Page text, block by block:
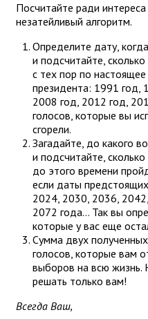
Посчитайте ради
незатейливый алгоритм.
Определите дату,
и подсчитайте,
с тех пор по
президента: 1991 год,
2008 год, 2012 год,
голосов, которые вы
сгорели.
Загадайте, до какого
и подсчитайте,
до этого времени
если даты
2024, 2030, 2036,
2072 года… Так вы
которые у вас еще
Сумма двух
голосов, которые вам
выборов на всю жизнь.
решать только вам!
Всегда Ваш,